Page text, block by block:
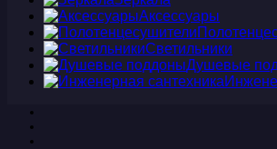
Аксессуары
Светильники
Душевые